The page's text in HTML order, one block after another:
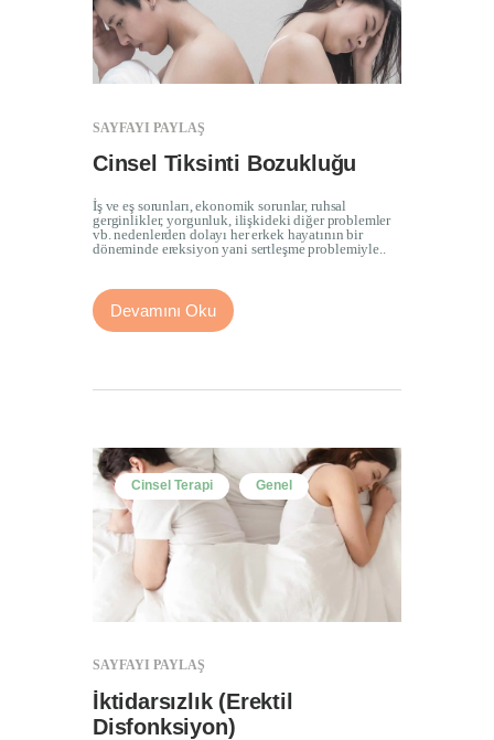
SAYFAYI PAYLAŞ
Cinsel Tiksinti Bozukluğu
İş ve eş sorunları, ekonomik sorunlar, ruhsal
gerginlikler, yorgunluk, ilişkideki diğer problemler
vb. nedenlerden dolayı her erkek hayatının bir
döneminde ereksiyon yani sertleşme problemiyle..
Devamını Oku
Cinsel Terapi Genel
SAYFAYI PAYLAŞ
İktidarsızlık (Erektil
Disfonksiyon)